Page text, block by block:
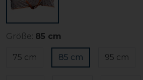
Größe: 85 cm
75 cm 85 cm 95 cm